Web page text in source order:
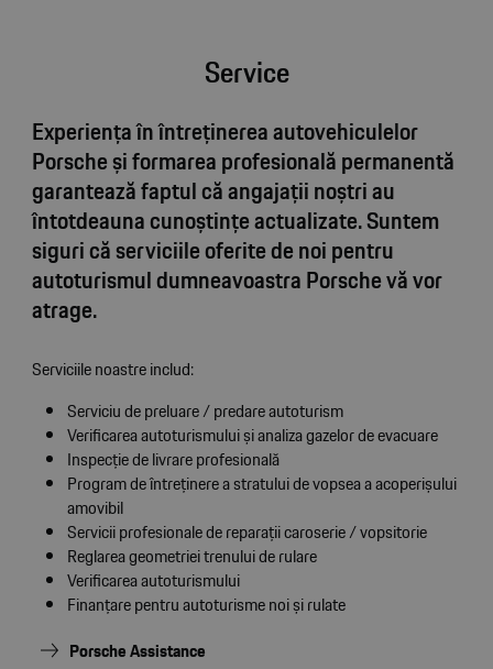
Service
Experienţa în întreţinerea autovehiculelor
Porsche şi formarea profesională permanentă
garantează faptul că angajaţii noştri au
întotdeauna cunoştinţe actualizate. Suntem
siguri că serviciile oferite de noi pentru
autoturismul dumneavoastra Porsche vă vor
atrage.
Serviciile noastre includ:
Serviciu de preluare / predare autoturism
Verificarea autoturismului şi analiza gazelor de evacuare
Inspecţie de livrare profesională
Program de întreţinere a stratului de vopsea a acoperişului
amovibil
Servicii profesionale de reparaţii caroserie / vopsitorie
Reglarea geometriei trenului de rulare
Verificarea autoturismului
Finanţare pentru autoturisme noi şi rulate
Porsche Assistance